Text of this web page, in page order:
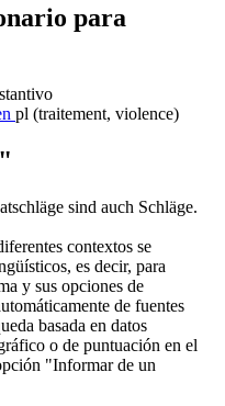
para
pl (traitement, violence)
sind auch Schläge.
contextos se
es decir, para
y sus opciones de
de fuentes
basada en datos
o de puntuación en el
"Informar de un